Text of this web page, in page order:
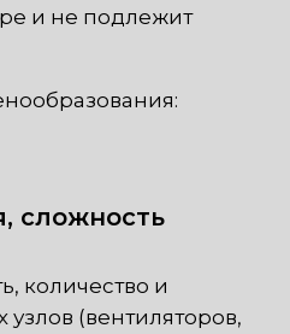
и не подлежит
сложность
количество и
узлов (вентиляторов,